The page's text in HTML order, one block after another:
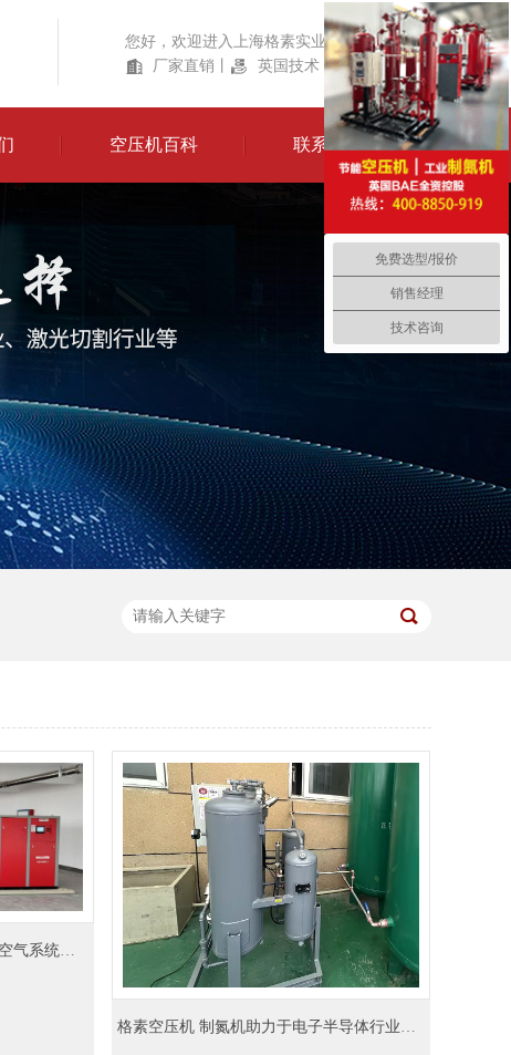
您好，欢迎进入上海格素实业有限公司！
厂家直销
英国技术 丨 产品齐全
空压机百科 联系我们
仪表行业节能新突破：双级压缩空气系统落地实践
免费选型/报价
销售经理
技术咨询